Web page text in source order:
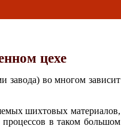
цехе
завода) во многом зависит
шихтовых материалов,
в таком большом